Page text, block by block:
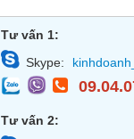
Tư vấn 1:
Skype:
Tư vấn 2: